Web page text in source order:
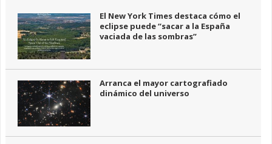
El New York Times destaca cómo el
eclipse puede “sacar a la España
vaciada de las sombras”
Arranca el mayor cartografiado
dinámico del universo